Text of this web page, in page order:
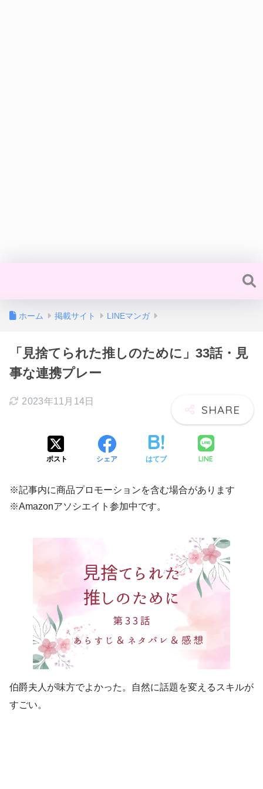
ホーム 掲載サイト LINEマンガ
「見捨てられた推しのために」33話・見
事な連携プレー
2023年11月14日
ポスト シェア はてブ LINE
※記事内に商品プロモーションを含む場合があります
※Amazonアソシエイト参加中です。
伯爵夫人が味方でよかった。自然に話題を変えるスキルが
すごい。